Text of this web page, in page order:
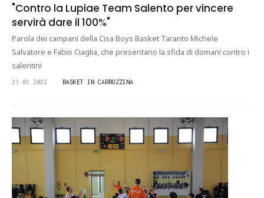
"Contro la Lupiae Team Salento per vincere
servirà dare il 100%"
Parola dei campani della Cisa Boys Basket Taranto Michele
Salvatore e Fabio Ciaglia, che presentano la sfida di domani contro i
salentini
21.01.2022 BASKET IN CARROZZINA